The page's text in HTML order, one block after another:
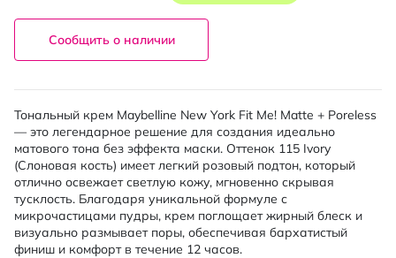
Сообщить о наличии
Тональный крем Maybelline New York Fit Me! Matte + Poreless
— это легендарное решение для создания идеально
матового тона без эффекта маски. Оттенок 115 Ivory
(Слоновая кость) имеет легкий розовый подтон, который
отлично освежает светлую кожу, мгновенно скрывая
тусклость. Благодаря уникальной формуле с
микрочастицами пудры, крем поглощает жирный блеск и
визуально размывает поры, обеспечивая бархатистый
финиш и комфорт в течение 12 часов.